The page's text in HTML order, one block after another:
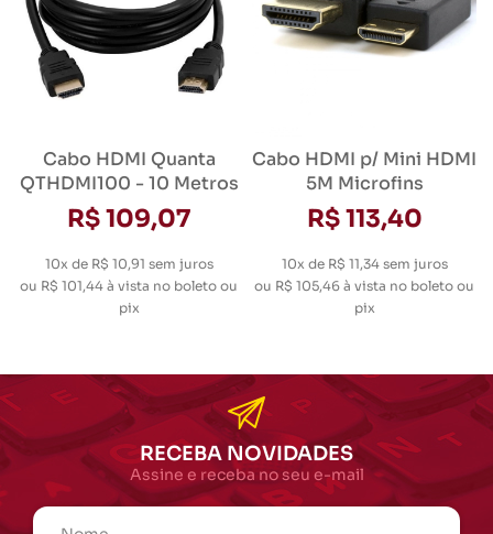
Cabo HDMI Quanta
QTHDMI100 - 10 Metros
R$ 109,07
10x de R$ 10,91 sem juros
ou R$ 101,44 à vista no boleto ou
pix
Cabo HDMI p/ Mini HDMI
5M Microfins
R$ 113,40
10x de R$ 11,34 sem juros
ou R$ 105,46 à vista no boleto ou
pix
RECEBA NOVIDADES
Assine e receba no seu e-mail